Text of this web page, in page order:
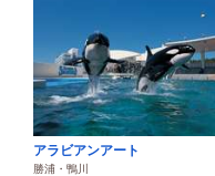
アラビアンアート
勝浦・鴨川